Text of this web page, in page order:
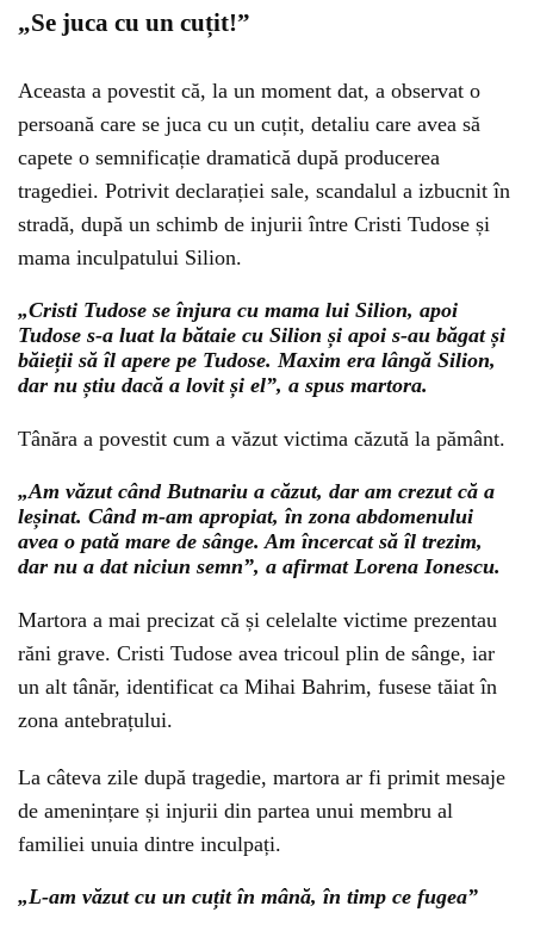
„Se juca cu un cuțit!”
Aceasta a povestit că, la un moment dat, a observat o
persoană care se juca cu un cuțit, detaliu care avea să
capete o semnificație dramatică după producerea
tragediei. Potrivit declarației sale, scandalul a izbucnit în
stradă, după un schimb de injurii între Cristi Tudose și
mama inculpatului Silion.
„Cristi Tudose se înjura cu mama lui Silion, apoi
Tudose s-a luat la bătaie cu Silion și apoi s-au băgat și
băieții să îl apere pe Tudose. Maxim era lângă Silion,
dar nu știu dacă a lovit și el”, a spus martora.
Tânăra a povestit cum a văzut victima căzută la pământ.
„Am văzut când Butnariu a căzut, dar am crezut că a
leșinat. Când m-am apropiat, în zona abdomenului
avea o pată mare de sânge. Am încercat să îl trezim,
dar nu a dat niciun semn”, a afirmat Lorena Ionescu.
Martora a mai precizat că și celelalte victime prezentau
răni grave. Cristi Tudose avea tricoul plin de sânge, iar
un alt tânăr, identificat ca Mihai Bahrim, fusese tăiat în
zona antebrațului.
La câteva zile după tragedie, martora ar fi primit mesaje
de amenințare și injurii din partea unui membru al
familiei unuia dintre inculpați.
„L-am văzut cu un cuțit în mână, în timp ce fugea”